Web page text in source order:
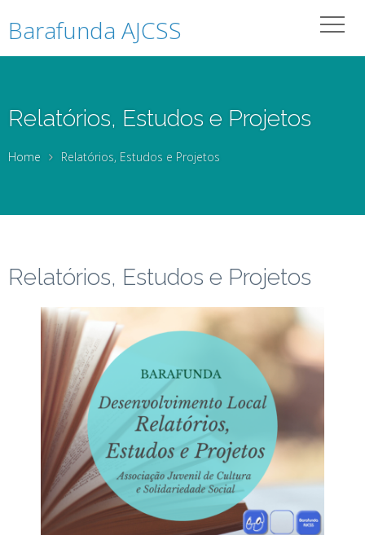
Barafunda AJCSS
Relatórios, Estudos e Projetos
Home Relatórios, Estudos e Projetos
Relatórios, Estudos e Projetos